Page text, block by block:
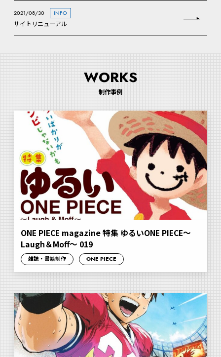
2021/08/30 INFO
サイトリニューアル
WORKS
制作事例
ONE PIECE magazine 特集 ゆるいONE PIECE～
Laugh＆Moff～ 019
雑誌・書籍制作 ONE PIECE